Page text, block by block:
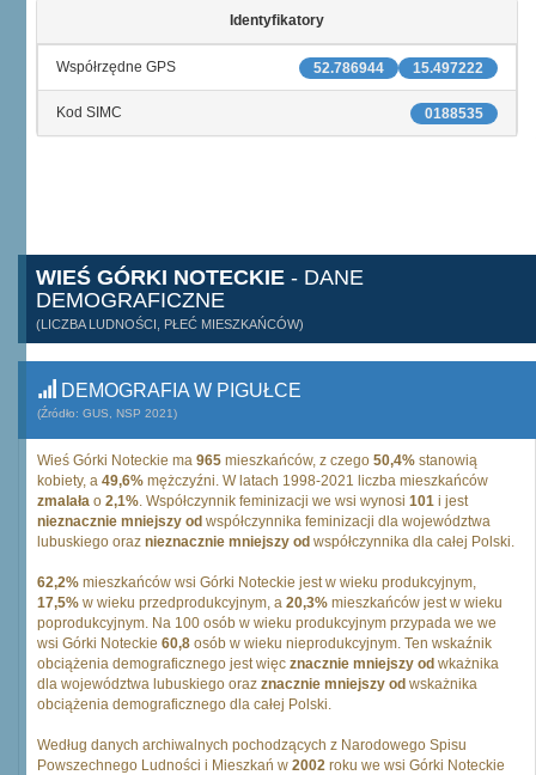
Identyfikatory
15.497222
52.786944
Współrzędne GPS
0188535
Kod SIMC
WIEŚ GÓRKI NOTECKIE - DANE
DEMOGRAFICZNE
(LICZBA LUDNOŚCI, PŁEĆ MIESZKAŃCÓW)
DEMOGRAFIA W PIGUŁCE
(Źródło: GUS, NSP 2021)
Wieś Górki Noteckie ma 965 mieszkańców, z czego 50,4% stanowią
kobiety, a 49,6% mężczyźni. W latach 1998-2021 liczba mieszkańców
zmalała o 2,1%. Współczynnik feminizacji we wsi wynosi 101 i jest
nieznacznie mniejszy od współczynnika feminizacji dla województwa
lubuskiego oraz nieznacznie mniejszy od współczynnika dla całej Polski.
62,2% mieszkańców wsi Górki Noteckie jest w wieku produkcyjnym,
17,5% w wieku przedprodukcyjnym, a 20,3% mieszkańców jest w wieku
poprodukcyjnym. Na 100 osób w wieku produkcyjnym przypada we we
wsi Górki Noteckie 60,8 osób w wieku nieprodukcyjnym. Ten wskaźnik
obciążenia demograficznego jest więc znacznie mniejszy od wkażnika
dla województwa lubuskiego oraz znacznie mniejszy od wskażnika
obciążenia demograficznego dla całej Polski.
Według danych archiwalnych pochodzących z Narodowego Spisu
Powszechnego Ludności i Mieszkań w 2002 roku we wsi Górki Noteckie